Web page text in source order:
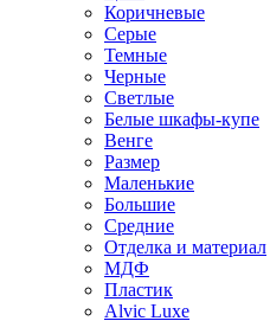
Коричневые
Серые
Темные
Черные
Светлые
Белые шкафы-купе
Венге
Размер
Маленькие
Большие
Средние
Отделка и материал
МДФ
Пластик
Alvic Luxe